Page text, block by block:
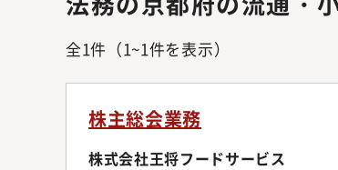
全1件 （1~1件を表示）
株主総会業務
株式会社王将フードサービス